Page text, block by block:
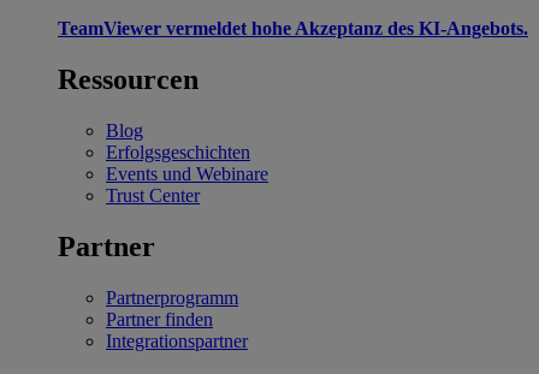
TeamViewer vermeldet hohe Akzeptanz des KI-Angebots.
Ressourcen
Blog
Erfolgsgeschichten
Events und Webinare
Trust Center
Partner
Partnerprogramm
Partner finden
Integrationspartner